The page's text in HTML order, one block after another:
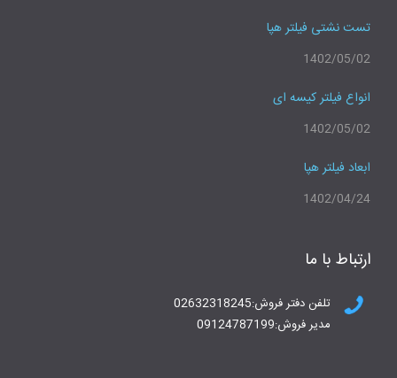
تست نشتی فیلتر هپا
1402/05/02
انواع فیلتر کیسه ای
1402/05/02
ابعاد فیلتر هپا
1402/04/24
ارتباط با ما
تلفن دفتر فروش:02632318245
مدیر فروش:09124787199